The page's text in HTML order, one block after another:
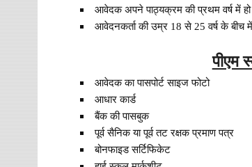
आवेदक अपने पाठ्यक्रम की प्रथम वर्ष में
आवेदनकर्ता की उम्र 18 से 25 वर्ष के बीच में
पीएम
आवेदक का पासपोर्ट साइज फोटो
आधार कार्ड
बैंक की पासबुक
पूर्व सैनिक या पूर्व तट रक्षक प्रमाण पत्र
बोनफाइड सर्टिफिकेट